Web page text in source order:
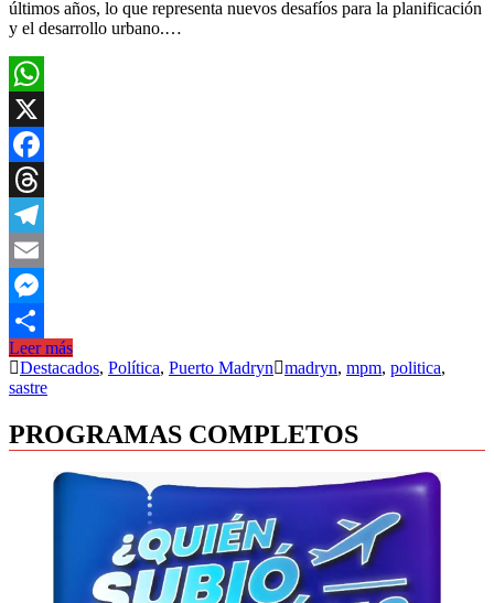
últimos años, lo que representa nuevos desafíos para la planificación
y el desarrollo urbano.…
WhatsApp
X
Facebook
Threads
Telegram
Email
Messenger
Compartir
Leer más
Destacados, Política, Puerto Madryn madryn, mpm, politica,
sastre
PROGRAMAS COMPLETOS